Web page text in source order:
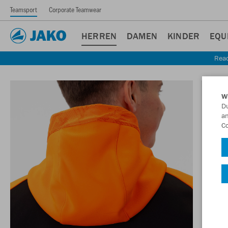
Teamsport Corporate Teamwear
HERREN DAMEN KINDER